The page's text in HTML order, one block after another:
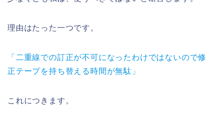
理由はたった一つです。
「二重線での訂正が不可になったわけではないので修
正テープを持ち替える時間が無駄」
これにつきます。